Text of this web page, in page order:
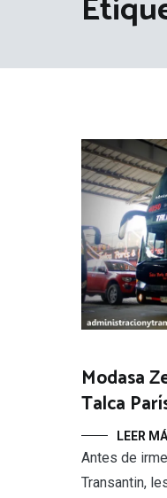
Modasa
Talca
LEER
Antes de
Transantin,